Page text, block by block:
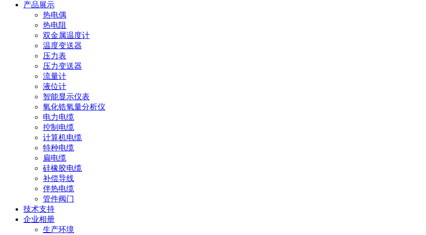
产品展示
热电偶
热电阻
双金属温度计
温度变送器
压力表
压力变送器
流量计
液位计
智能显示仪表
氧化锆氧量分析仪
电力电缆
控制电缆
计算机电缆
特种电缆
扁电缆
硅橡胶电缆
补偿导线
伴热电缆
管件阀门
技术支持
企业相册
生产环境